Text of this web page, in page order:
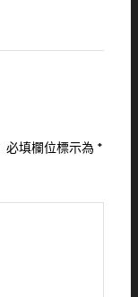
必填欄位標示為 *